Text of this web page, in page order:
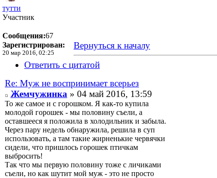
тутти
Участник
Сообщения:67
Зарегистрирован:
20 мар 2016, 02:25
Вернуться к началу
Ответить с цитатой
Re: Муж не воспринимает всерьез
Жемчужинка » 04 май 2016, 13:59
То же самое и с горошком. Я как-то купила
молодой горошек - мы половину съели, а
оставшееся я положила в холодильник и забыла.
Через пару недель обнаружила, решила в суп
использовать, а там такие жирненькие червячки
сидели, что пришлось горошек птичкам
выбросить!
Так что мы первую половину тоже с личиками
съели, но как шутит мой муж - это не просто